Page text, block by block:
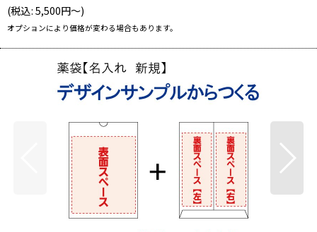
(税込: 5,500円～)
オプションにより価格が変わる場合もあります。